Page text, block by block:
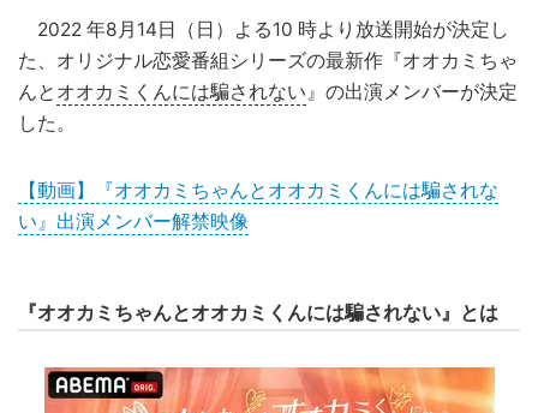
2022 年8月14日（日）よる10 時より放送開始が決定し
た、オリジナル恋愛番組シリーズの最新作『オオカミちゃ
んと オオカミくんには騙されない 』の出演メンバーが決定
した。
【動画】『オオカミちゃんとオオカミくんには騙されな
い』出演メンバー解禁映像
『オオカミちゃんとオオカミくんには騙されない』とは